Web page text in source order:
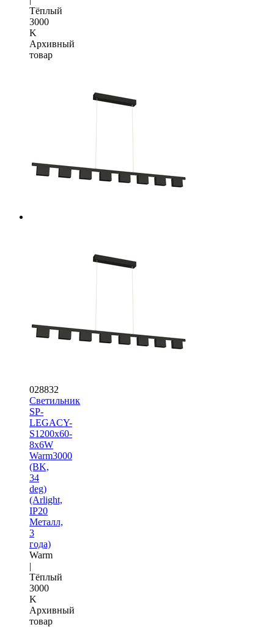
Тёплый
3000
K
Архивный
товар
028832
Светильник
SP-
LEGACY-
S1200x60-
8x6W
Warm3000
(BK,
34
deg)
(Arlight,
IP20
Металл,
3
года)
Warm
|
Тёплый
3000
K
Архивный
товар